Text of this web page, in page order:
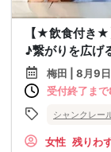
【★飲食付き★
♪繋がりを広げ
梅田 | 8月9
受付終了ま
シャンクレー
女性 残りわ